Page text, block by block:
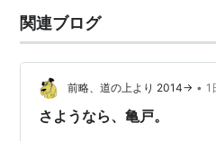
り、亀戸駅周辺の一・二・五
広がる。
三丁目には「学問の神様」菅
「スポーツ振興の神様」
関連ブログ
前略、道の上より 2014→ • 1
さようなら、亀戸。